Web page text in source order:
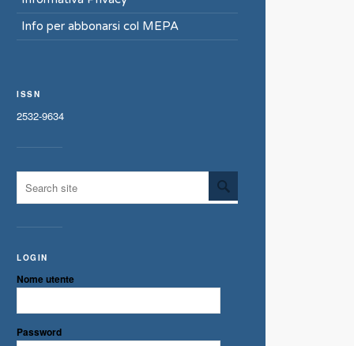
Info per abbonarsi col MEPA
ISSN
2532-9634
LOGIN
Nome utente
Password